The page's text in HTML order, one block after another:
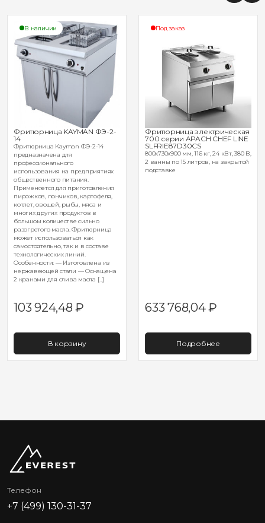
В наличии
Фритюрница KAYMAN ФЭ-2-
14
Фритюрница Kayman ФЭ-2-14
предназначена для
профессионального
использования на предприятиях
общественного питания.
Применяется для приготовления
пирожков, пончиков, картофеля,
котлет, овощей, рыбы, мяса и
многих других продуктов в
большом количестве сильно
разогретого масла. Фритюрница
может использоваться как
самостоятельно, так и в составе
технологических линий.
Особенности: — Изготовлена из
нержавеющей стали — Оснащена
2 кранами для слива масла […]
103 924,48₽
В корзину
Под заказ
Фритюрница электрическая
700 серии APACH CHEF LINE
SLFRIE87D30CS
800х730х900 мм, 116 кг, 24 кВт, 380 В,
2 ванны по 15 литров, на закрытой
подставке
633 768,04₽
Подробнее
Телефон
+7 (499) 130-31-37